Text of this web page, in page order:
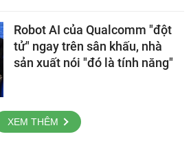
Robot AI của Qualcomm "đột
tử" ngay trên sân khấu, nhà
sản xuất nói "đó là tính năng"
XEM THÊM